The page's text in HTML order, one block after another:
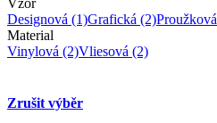
Vzor
Designová (1)Grafická (2)Proužková
Material
Vinylová (2)Vliesová (2)
Zrušit výběr